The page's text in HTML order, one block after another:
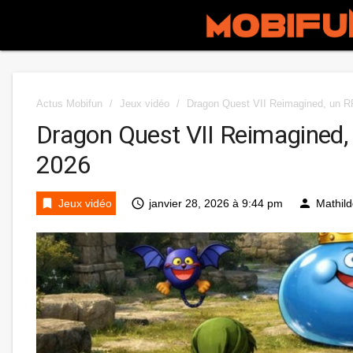
Actus Mobifun / Jeux vidéo / Dragon Quest VII Reimagined, un
Dragon Quest VII
2026
bookmark Jeux vidéo access_time janvier 28, 2026 à 9:44 pm person